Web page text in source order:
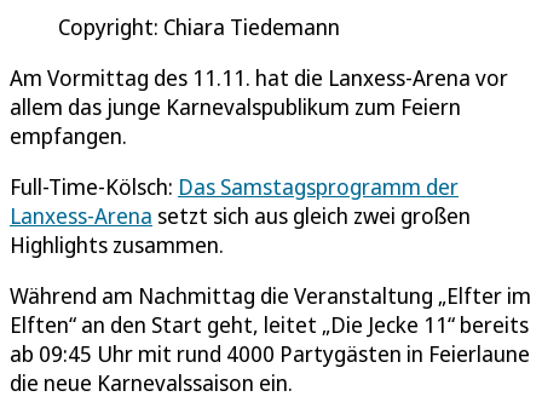
Copyright: Chiara Tiedemann
Am Vormittag des 11.11. hat die Lanxess-Arena vor
allem das junge Karnevalspublikum zum Feiern
empfangen.
Full-Time-Kölsch: Das Samstagsprogramm der
Lanxess-Arena setzt sich aus gleich zwei großen
Highlights zusammen.
Während am Nachmittag die Veranstaltung „Elfter im
Elften“ an den Start geht, leitet „Die Jecke 11“ bereits
ab 09:45 Uhr mit rund 4000 Partygästen in Feierlaune
die neue Karnevalssaison ein.